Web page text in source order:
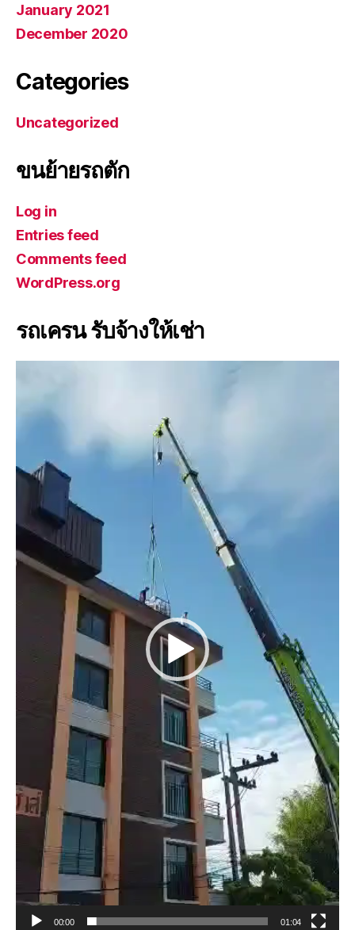
January 2021
December 2020
Categories
Uncategorized
ขนย้ายรถตัก
Log in
Entries feed
Comments feed
WordPress.org
รถเครน รับจ้างให้เช่า
l
00:00 01:04